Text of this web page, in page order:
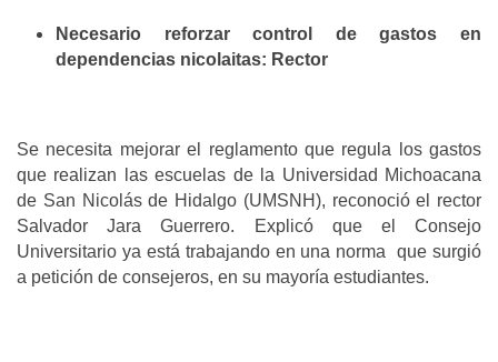
Necesario reforzar control de gastos en
dependencias nicolaitas: Rector
Se necesita mejorar el reglamento que regula los gastos
que realizan las escuelas de la Universidad Michoacana
de San Nicolás de Hidalgo (UMSNH), reconoció el rector
Salvador Jara Guerrero. Explicó que el Consejo
Universitario ya está trabajando en una norma que surgió
a petición de consejeros, en su mayoría estudiantes.